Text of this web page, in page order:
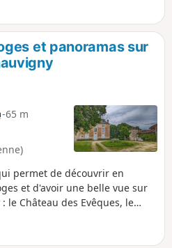
et panoramas sur
-65 m
permet de découvrir en
et d'avoir une belle vue sur
le Château des Evêques, le
de Flins.